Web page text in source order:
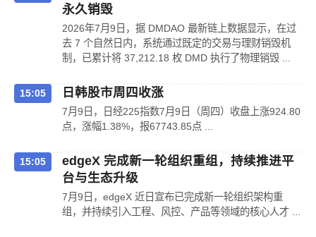
永久销毁
2026年7月9日，据 DMDAO 最新链上数据显示，在过
去 7 个自然日内，系统通过既定的交易与理财销毁机
制，已累计将 37,212.18 枚 DMD 执行了物理销毁 ...
15:05 日韩股市周四收涨
7月9日，日经225指数7月9日（周四）收盘上涨924.80
点，涨幅1.38%，报67743.85点 ...
15:05
edgeX 完成新一轮组织重组，持续推进平
台与生态升级
7月9日，edgeX 近日宣布已完成新一轮组织架构重
组，并持续引入工程、风控、产品等领域的核心人才 ...